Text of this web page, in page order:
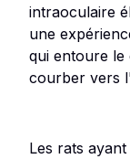
intraoculaire
une
qui entoure le
courber vers
Les rats